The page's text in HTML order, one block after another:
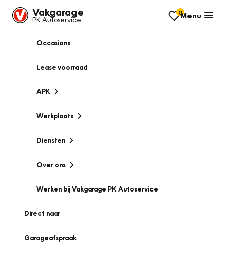
Vakgarage
PK Autoservice
0Menu
Occasions
Lease voorraad
APK
Werkplaats
Diensten
Over ons
Werken bij Vakgarage PK Autoservice
Direct naar
Garageafspraak